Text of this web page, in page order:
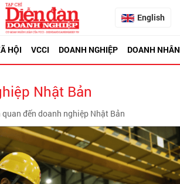
English
HỘI VCCI DOANH NGHIỆP DOANH NHÂN
Nhật Bản
đến doanh nghiệp Nhật Bản